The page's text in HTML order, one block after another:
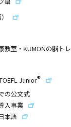
教室・KUMONの脳トレ
Junior®
の公文式
入事業
本語